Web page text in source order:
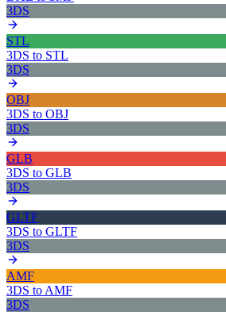
3DS
STL
3DS to STL
3DS
OBJ
3DS to OBJ
3DS
GLB
3DS to GLB
3DS
GLTF
3DS to GLTF
3DS
AMF
3DS to AMF
3DS